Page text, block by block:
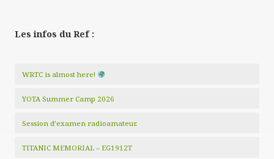
Les infos du Ref :
WRTC is almost here!
YOTA Summer Camp 2026
Session d’examen radioamateur.
TITANIC MEMORIAL – EG1912T